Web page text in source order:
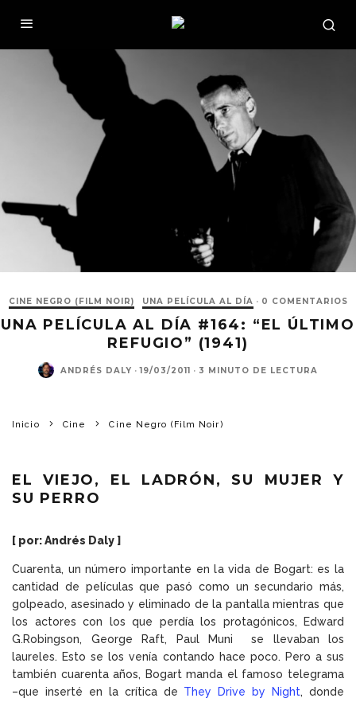
CINE NEGRO (FILM NOIR) UNA PELÍCULA AL DÍA · 0 COMENTARIOS
UNA PELÍCULA AL DÍA #164: “EL ÚLTIMO
REFUGIO” (1941)
ANDRÉS DALY · 19/03/2011 · 3 MINUTO DE LECTURA
Inicio Cine Cine Negro (Film Noir)
EL VIEJO, EL LADRÓN, SU MUJER Y
SU PERRO
[ por: Andrés Daly ]
Cuarenta, un número importante en la vida de Bogart: es la
cantidad de películas que pasó como un secundario más,
golpeado, asesinado y eliminado de la pantalla mientras que
los actores con los que perdía los protagónicos, Edward
G.Robingson, George Raft, Paul Muni se llevaban los
laureles. Esto se los venía contando hace poco. Pero a sus
también cuarenta años, Bogart manda el famoso telegrama
–que inserté en la crítica de They Drive by Night, donde